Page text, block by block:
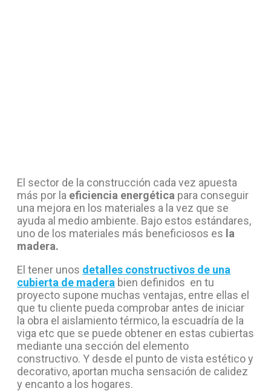
El sector de la construcción cada vez apuesta
más por la eficiencia energética para conseguir
una mejora en los materiales a la vez que se
ayuda al medio ambiente. Bajo estos estándares,
uno de los materiales más beneficiosos es la
madera.
El tener unos detalles constructivos de una
cubierta de madera bien definidos en tu
proyecto supone muchas ventajas, entre ellas el
que tu cliente pueda comprobar antes de iniciar
la obra el aislamiento térmico, la escuadría de la
viga etc que se puede obtener en estas cubiertas
mediante una sección del elemento
constructivo. Y desde el punto de vista estético y
decorativo, aportan mucha sensación de calidez
y encanto a los hogares.